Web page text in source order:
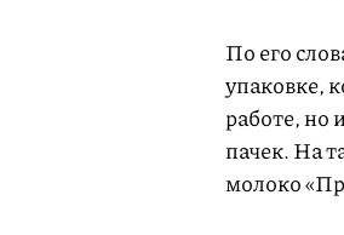
По его
упаковке,
работе, но
пачек. На
молоко